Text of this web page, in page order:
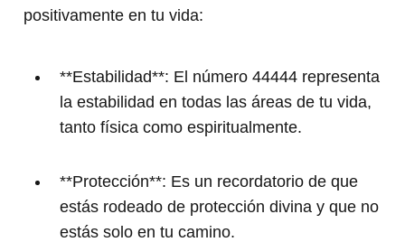
positivamente en tu vida:
**Estabilidad**: El número 44444 representa
la estabilidad en todas las áreas de tu vida,
tanto física como espiritualmente.
**Protección**: Es un recordatorio de que
estás rodeado de protección divina y que no
estás solo en tu camino.